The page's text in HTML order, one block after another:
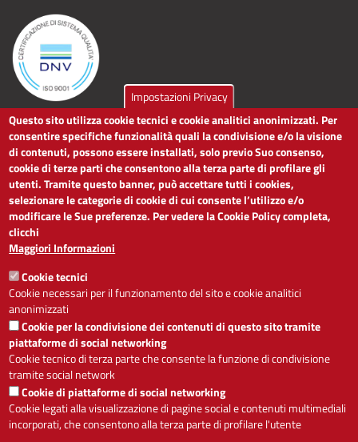
LINK UTILI
Dichiarazione di accessibilità
Obiettivi di accessibilità
Segnalaci problemi di accessibilità
Note legali
Privacy
Accesso riservato
ACCESSIBILITÀ
- A +
Alto contrasto
Impostazioni Privacy
Questo sito utilizza cookie tecnici e cookie analitici anonimizzati. Per
consentire specifiche funzionalità quali la condivisione e/o la visione
di contenuti, possono essere installati, solo previo Suo consenso,
cookie di terze parti che consentono alla terza parte di profilare gli
utenti. Tramite questo banner, può accettare tutti i cookies,
selezionare le categorie di cookie di cui consente l’utilizzo e/o
modificare le Sue preferenze. Per vedere la Cookie Policy completa,
clicchi
Maggiori Informazioni
Cookie tecnici
Cookie necessari per il funzionamento del sito e cookie analitici
anonimizzati
Cookie per la condivisione dei contenuti di questo sito tramite
piattaforme di social networking
Cookie tecnico di terza parte che consente la funzione di condivisione
tramite social network
Cookie di piattaforme di social networking
Cookie legati alla visualizzazione di pagine social e contenuti multimediali
incorporati, che consentono alla terza parte di profilare l'utente